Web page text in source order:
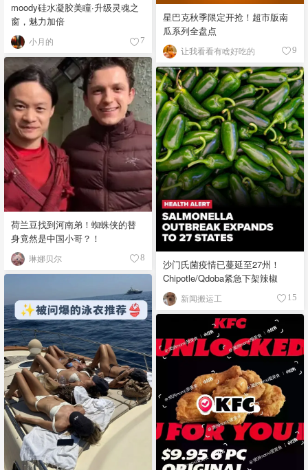
moody硅水凝胶美瞳·升级灵魂之
窗，魅力加倍
小月的 7
星巴克秋季限定开抢！超市版南
瓜系列全盘点
让我看看有啥好吃的 9
荷兰豆找到河南弟！蜘蛛侠的替
身竟然是中国小哥？！
琳娜贝尔 8
沙门氏菌疫情已蔓延至27州！
Chipotle/Qdoba紧急下架辣椒
新闻搬运工 15